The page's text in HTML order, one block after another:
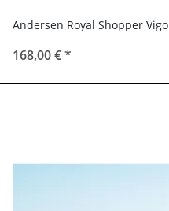
Andersen Royal Shopper Vigo
168,00 €*